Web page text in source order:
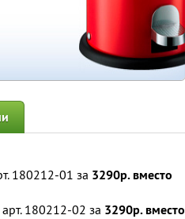
180212-01 за 3290р. вместо
180212-02 за 3290р. вместо